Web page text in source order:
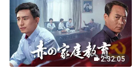
2:32:05